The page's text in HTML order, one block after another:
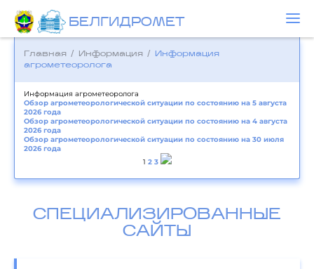
БЕЛГИДРОМЕТ
Главная / Информация /
Информация
агрометеоролога
Информация агрометеоролога
Обзор агрометеорологической ситуации по состоянию на 5 августа
2026 года
Обзор агрометеорологической ситуации по состоянию на 4 августа
2026 года
Обзор агрометеорологической ситуации по состоянию на 30 июля
2026 года
1 2 3
СПЕЦИАЛИЗИРОВАННЫЕ
САЙТЫ